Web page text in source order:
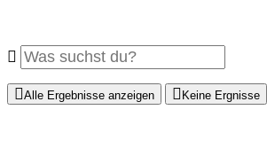
Alle Ergebnisse anzeigen Keine Ergnisse